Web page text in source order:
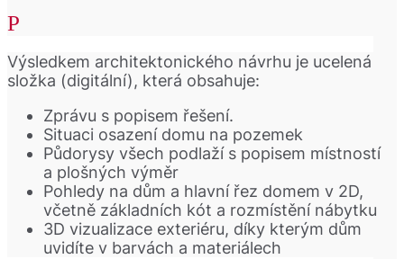
Výsledkem architektonického návrhu je ucelená
složka (digitální), která obsahuje:
Zprávu s popisem řešení.
Situaci osazení domu na pozemek
Půdorysy všech podlaží s popisem místností
a plošných výměr
Pohledy na dům a hlavní řez domem v 2D,
včetně základních kót a rozmístění nábytku
3D vizualizace exteriéru, díky kterým dům
uvidíte v barvách a materiálech